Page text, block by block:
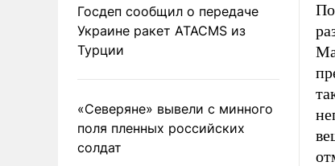
Госдеп сообщил о передаче
Украине ракет ATACMS из
Турции
«Северяне» вывели с минного
поля пленных российских
солдат